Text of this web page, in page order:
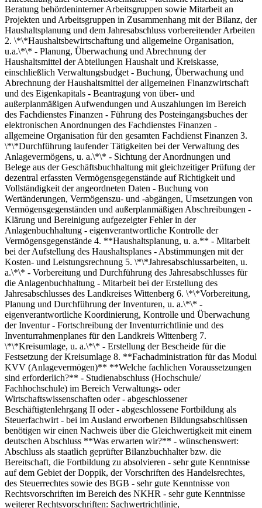
Beratung behördeninterner Arbeitsgruppen sowie Mitarbeit an
Projekten und Arbeitsgruppen in Zusammenhang mit der Bilanz, der
Haushaltsplanung und dem Jahresabschluss vorbereitender Arbeiten
2. \*\*Haushaltsbewirtschaftung und allgemeine Organisation,
u.a.\*\* - Planung, Überwachung und Abrechnung der
Haushaltsmittel der Abteilungen Haushalt und Kreiskasse,
einschließlich Verwaltungsbudget - Buchung, Überwachung und
Abrechnung der Haushaltsmittel der allgemeinen Finanzwirtschaft
und des Eigenkapitals - Beantragung von über- und
außerplanmäßigen Aufwendungen und Auszahlungen im Bereich
des Fachdienstes Finanzen - Führung des Posteingangsbuches der
elektronischen Anordnungen des Fachdienstes Finanzen -
allgemeine Organisation für den gesamten Fachdienst Finanzen 3.
\*\*Durchführung laufender Tätigkeiten bei der Verwaltung des
Anlagevermögens, u. a.\*\* - Sichtung der Anordnungen und
Belege aus der Geschäftsbuchhaltung mit gleichzeitiger Prüfung der
dezentral erfassten Vermögensgegenstände auf Richtigkeit und
Vollständigkeit der angeordneten Daten - Buchung von
Wertänderungen, Vermögenszu- und -abgängen, Umsetzungen von
Vermögensgegenständen und außerplanmäßigen Abschreibungen -
Klärung und Bereinigung aufgezeigter Fehler in der
Anlagenbuchhaltung - eigenverantwortliche Kontrolle der
Vermögensgegenstände 4. **Haushaltsplanung, u. a.** - Mitarbeit
bei der Aufstellung des Haushaltsplanes - Abstimmungen mit der
Kosten- und Leistungsrechnung 5. \*\*Jahresabschlussarbeiten, u.
a.\*\* - Vorbereitung und Durchführung des Jahresabschlusses für
die Anlagenbuchhaltung - Mitarbeit bei der Erstellung des
Jahresabschlusses des Landkreises Wittenberg 6. \*\*Vorbereitung,
Planung und Durchführung der Inventuren, u. a.\*\* -
eigenverantwortliche Koordinierung, Kontrolle und Überwachung
der Inventur - Fortschreibung der Inventurrichtlinie und des
Inventurrahmenplanes für den Landkreis Wittenberg 7.
\*\*Kreisumlage, u. a.\*\* - Erstellung der Bescheide für die
Festsetzung der Kreisumlage 8. **Fachadministration für das Modul
KVV (Anlagevermögen)** **Welche fachlichen Voraussetzungen
sind erforderlich?** - Studienabschluss (Hochschule/
Fachhochschule) im Bereich Verwaltungs- oder
Wirtschaftswissenschaften oder - abgeschlossener
Beschäftigtenlehrgang II oder - abgeschlossene Fortbildung als
Steuerfachwirt - bei im Ausland erworbenen Bildungsabschlüssen
benötigen wir einen Nachweis über die Gleichwertigkeit mit einem
deutschen Abschluss **Was erwarten wir?** - wünschenswert:
Abschluss als staatlich geprüfter Bilanzbuchhalter bzw. die
Bereitschaft, die Fortbildung zu absolvieren - sehr gute Kenntnisse
auf dem Gebiet der Doppik, der Vorschriften des Handelsrechtes,
des Steuerrechtes sowie des BGB - sehr gute Kenntnisse von
Rechtsvorschriften im Bereich des NKHR - sehr gute Kenntnisse
weiterer Rechtsvorschriften: Sachwertrichtlinie,